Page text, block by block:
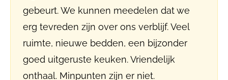
gebeurt. We kunnen meedelen dat we
erg tevreden zijn over ons verblijf. Veel
ruimte, nieuwe bedden, een bijzonder
goed uitgeruste keuken. Vriendelijk
onthaal. Minpunten zijn er niet.